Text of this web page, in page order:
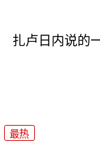
扎卢日内说的
最热